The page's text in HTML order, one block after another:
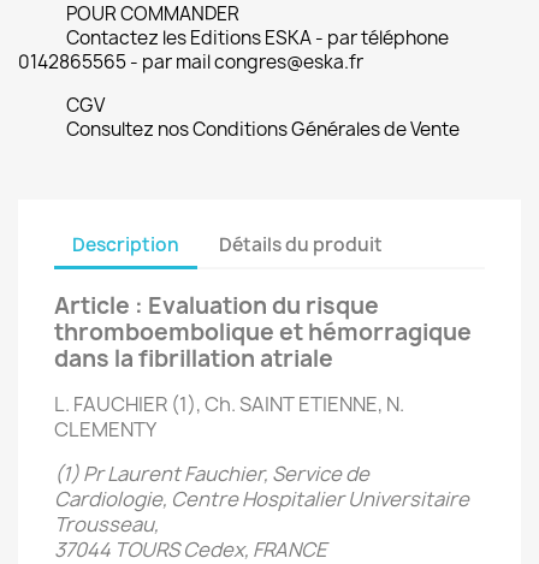
POUR COMMANDER
Contactez les Editions ESKA - par téléphone
0142865565 - par mail congres@eska.fr
CGV
Consultez nos Conditions Générales de Vente
Description Détails du produit
Article : Evaluation du risque
thromboembolique et hémorragique
dans la fibrillation atriale
L. FAUCHIER (1), Ch. SAINT ETIENNE, N.
CLEMENTY
(1) Pr Laurent Fauchier, Service de
Cardiologie, Centre Hospitalier Universitaire
Trousseau,
37044 TOURS Cedex, FRANCE